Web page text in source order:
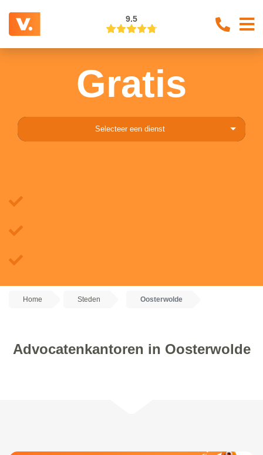
9.5
Gratis
Selecteer een dienst
Home Steden Oosterwolde
Advocatenkantoren in Oosterwolde